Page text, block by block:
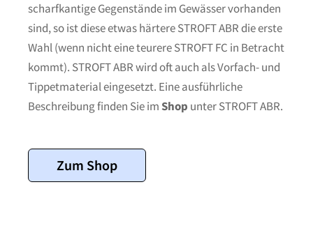
scharfkantige Gegenstände im Gewässer vorhanden
sind, so ist diese etwas härtere STROFT ABR die erste
Wahl (wenn nicht eine teurere STROFT FC in Betracht
kommt). STROFT ABR wird oft auch als Vorfach- und
Tippetmaterial eingesetzt. Eine ausführliche
Beschreibung finden Sie imShop unter STROFT ABR.
Zum Shop